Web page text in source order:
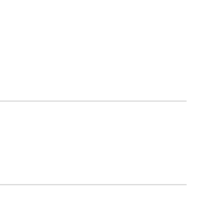
さい。
、予めご了承くださ